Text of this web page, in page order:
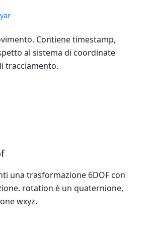
Contiene timestamp,
al sistema di coordinate
tracciamento.
una trasformazione 6DOF con
rotation è un quaternione,
wxyz.